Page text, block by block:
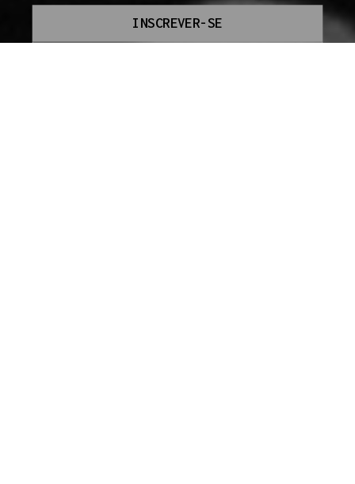
INSCREVER-SE